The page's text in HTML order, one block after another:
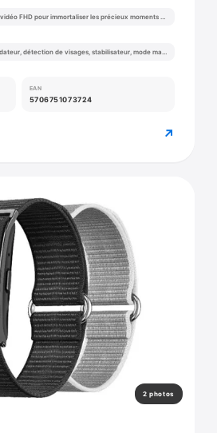
APN 5 Mpx 48 Mpx interpolé, vidéo FHD pour immortaliser les précieux moments de la vie
Fonctions intelligentes : retardateur, détection de visages, stabilisateur, mode macro et panorama…
EAN
5706751073724
↗
2 photos